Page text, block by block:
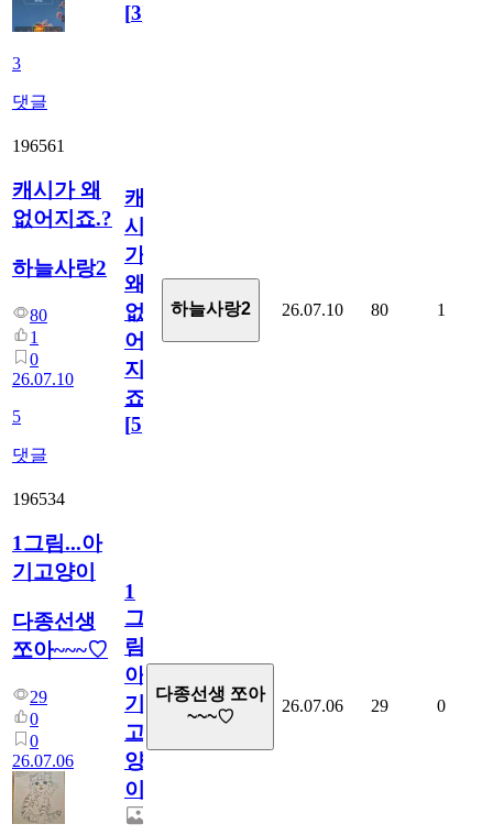
3
댓글
[3]
196561
캐시가 왜
없어지죠.?
하늘사랑2
80
1
0
26.07.10
5
댓글
캐
시
가
왜
없
어
지
죠.?
[5]
하늘사랑2 26.07.10 80 1
196534
1그림...아
기고양이
다종선생
쪼아~~~♡
29
0
0
26.07.06
1
그
림...
아
기
고
양
이
다종선생 쪼아
~~~♡
26.07.06 29 0